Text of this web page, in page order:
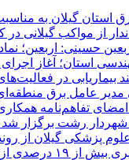
استان گیلان به
از مواکب گیلانی در
اربعین حسینی:
استان؛ آغاز
بیماریابی در
مدیر عامل برق
تفاهم‌نامه
رشت برگزار شد
پزشکی گیلان از
برای مشتركان